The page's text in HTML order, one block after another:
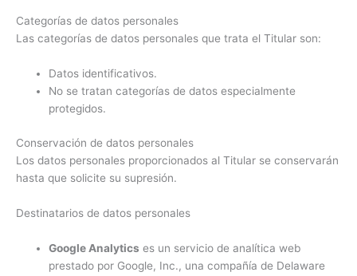
Categorías de datos personales
Las categorías de datos personales que trata el Titular son:
Datos identificativos.
No se tratan categorías de datos especialmente
protegidos.
Conservación de datos personales
Los datos personales proporcionados al Titular se conservarán
hasta que solicite su supresión.
Destinatarios de datos personales
Google Analytics es un servicio de analítica web
prestado por Google, Inc., una compañía de Delaware